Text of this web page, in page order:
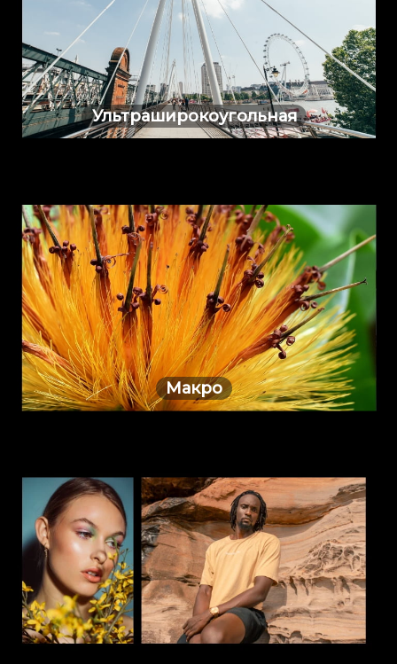
Ультраширокоугольная
Макро